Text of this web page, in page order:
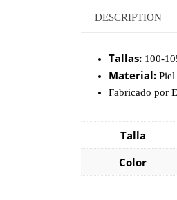
DESCRIPTION
Tallas: 100-
Material:
Fabricado por
Talla
Color